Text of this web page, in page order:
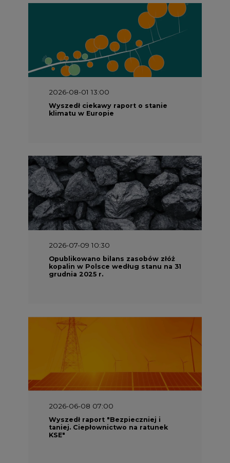
2026-08-01 13:00
Wyszedł ciekawy raport o stanie
klimatu w Europie
2026-07-09 10:30
Opublikowano bilans zasobów złóż
kopalin w Polsce według stanu na 31
grudnia 2025 r.
2026-06-08 07:00
Wyszedł raport "Bezpieczniej i
taniej. Ciepłownictwo na ratunek
KSE"